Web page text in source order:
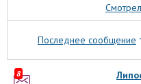
Последнее сообщение
8